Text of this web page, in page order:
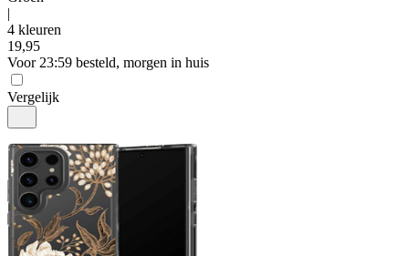
|
4 kleuren
19,95
Voor 23:59 besteld, morgen in huis
Vergelijk